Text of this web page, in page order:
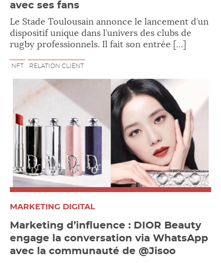
avec ses fans
Le Stade Toulousain annonce le lancement d’un
dispositif unique dans l’univers des clubs de
rugby professionnels. Il fait son entrée […]
NFT RELATION CLIENT
MARKETING DIGITAL
Marketing d’influence : DIOR Beauty
engage la conversation via WhatsApp
avec la communauté de @Jisoo